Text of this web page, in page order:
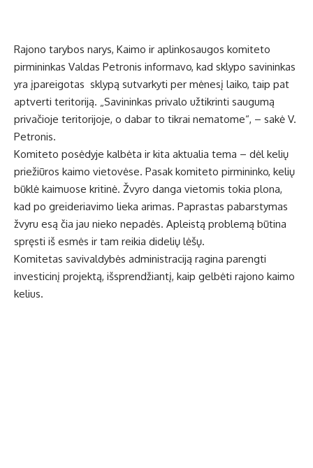
Rajono tarybos narys, Kaimo ir aplinkosaugos komiteto
pirmininkas Valdas Petronis informavo, kad sklypo savininkas
yra įpareigotas sklypą sutvarkyti per mėnesį laiko, taip pat
aptverti teritoriją. „Savininkas privalo užtikrinti saugumą
privačioje teritorijoje, o dabar to tikrai nematome“, – sakė V.
Petronis.
Komiteto posėdyje kalbėta ir kita aktualia tema – dėl kelių
priežiūros kaimo vietovėse. Pasak komiteto pirmininko, kelių
būklė kaimuose kritinė. Žvyro danga vietomis tokia plona,
kad po greideriavimo lieka arimas. Paprastas pabarstymas
žvyru esą čia jau nieko nepadės. Apleistą problemą būtina
spręsti iš esmės ir tam reikia didelių lėšų.
Komitetas savivaldybės administraciją ragina parengti
investicinį projektą, išsprendžiantį, kaip gelbėti rajono kaimo
kelius.